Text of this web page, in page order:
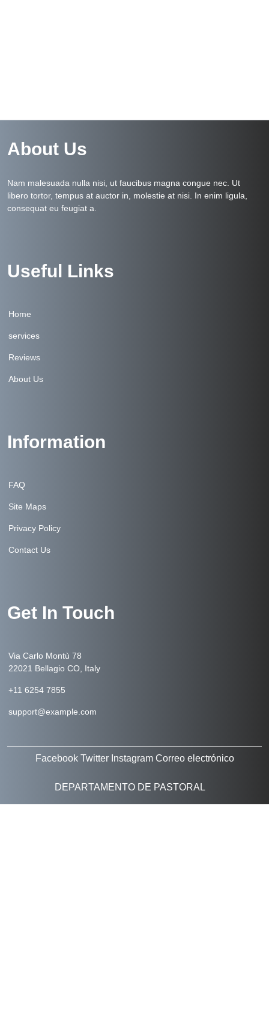
About Us
Nam malesuada nulla nisi, ut faucibus magna congue nec. Ut
libero tortor, tempus at auctor in, molestie at nisi. In enim ligula,
consequat eu feugiat a.
Useful Links
Home
services
Reviews
About Us
Information
FAQ
Site Maps
Privacy Policy
Contact Us
Get In Touch
Via Carlo Montù 78
22021 Bellagio CO, Italy
+11 6254 7855
support@example.com
Facebook Twitter Instagram Correo electrónico
DEPARTAMENTO DE PASTORAL